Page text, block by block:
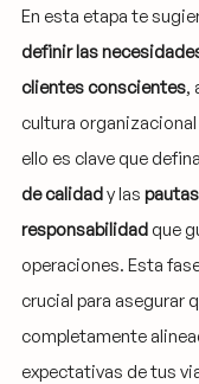
En esta etapa te
definir las
clientes conscientes,
cultura organizacional
ello es clave que
de calidad y las
responsabilidad que
operaciones. Esta
crucial para asegurar
completamente
expectativas de tus